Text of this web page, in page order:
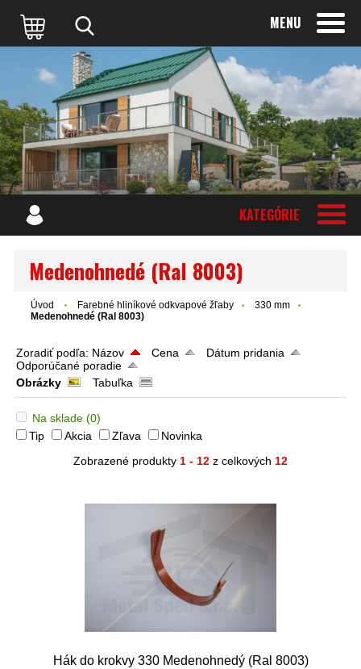
MENU
KATEGÓRIE
Medenohnedé (Ral 8003)
Úvod Farebné hliníkové odkvapové žľaby
330 mm
Medenohnedé (Ral 8003)
Zoradiť podľa: Názov Cena
Dátum pridania
Odporúčané poradie
Obrázky
Tabuľka
Na sklade (0)
Tip
Akcia Zľava
Novinka
Zobrazené produkty 1 - 12 z celkových 12
Hák do krokvy 330 Medenohnedý (Ral 8003)